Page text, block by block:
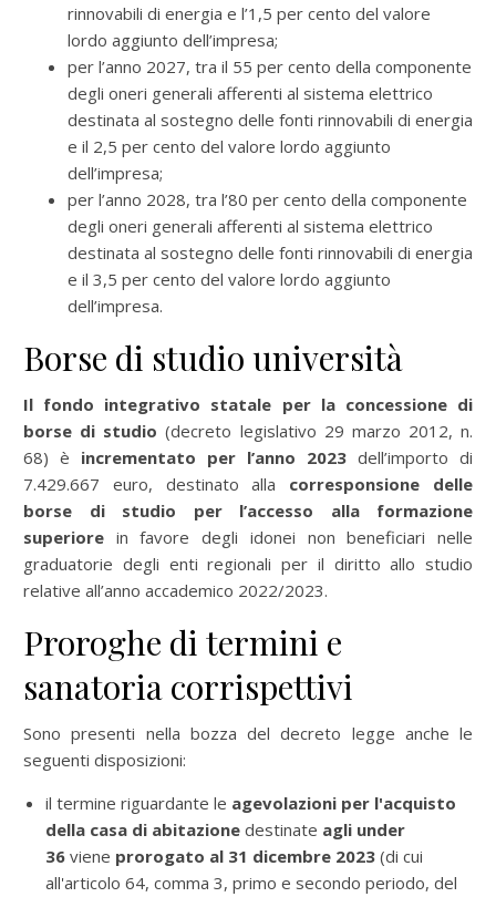
rinnovabili di energia e l’1,5 per cento del valore
lordo aggiunto dell’impresa;
per l’anno 2027, tra il 55 per cento della componente
degli oneri generali afferenti al sistema elettrico
destinata al sostegno delle fonti rinnovabili di energia
e il 2,5 per cento del valore lordo aggiunto
dell’impresa;
per l’anno 2028, tra l’80 per cento della componente
degli oneri generali afferenti al sistema elettrico
destinata al sostegno delle fonti rinnovabili di energia
e il 3,5 per cento del valore lordo aggiunto
dell’impresa.
Borse di studio università
Il fondo integrativo statale per la concessione di
borse di studio(decreto legislativo 29 marzo 2012, n.
68) è incrementato per l’anno 2023 dell’importo di
7.429.667 euro, destinato alla corresponsione delle
borse di studio per l’accesso alla formazione
superiore in favore degli idonei non beneficiari nelle
graduatorie degli enti regionali per il diritto allo studio
relative all’anno accademico 2022/2023.
Proroghe di termini e
sanatoria corrispettivi
Sono presenti nella bozza del decreto legge anche le
seguenti disposizioni:
il termine riguardante le agevolazioni per l'acquisto
della casa di abitazione destinate agli under
36 viene prorogato al 31 dicembre 2023 (di cui
all'articolo 64, comma 3, primo e secondo periodo, del